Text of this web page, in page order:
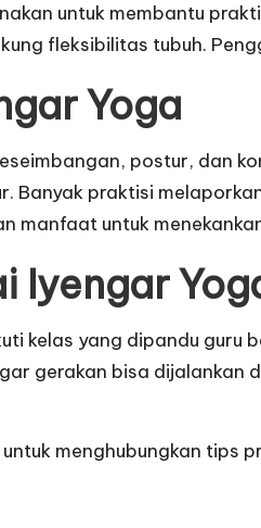
untuk membantu
fleksibilitas tubuh.
Yoga
postur, dan
Banyak praktisi
manfaat untuk
Iyengar
kelas yang dipandu
gerakan bisa dijalankan
menghubungkan